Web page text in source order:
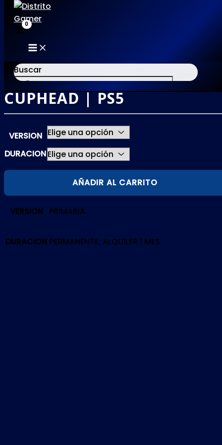
al
contenido
MAIN
MENU
Buscar
×
CUPHEAD | PS5
VERSION
DURACION
CUPHEAD
cantidad
AÑADIR AL CARRITO
VERSION PRIMARIA
DURACION PERMANENTE, ALQUILER 1 MES